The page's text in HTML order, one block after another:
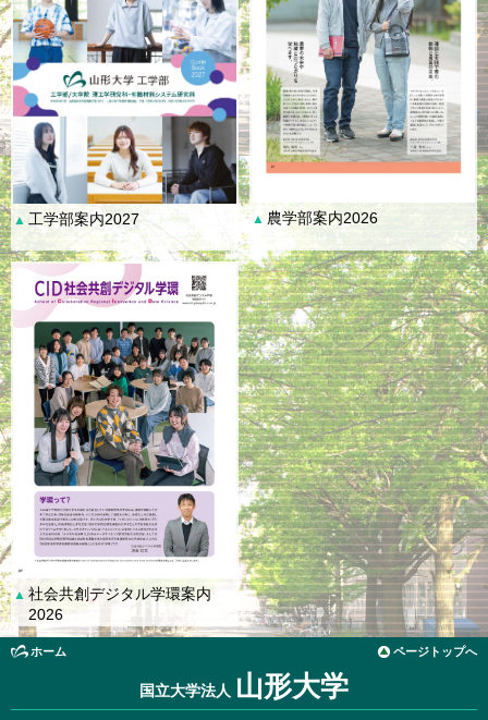
▲ 工学部案内2027 ▲ 農学部案内2026
▲ 社会共創デジタル学環案内
2026
ホーム ページトップへ
国立大学法人 山形大学